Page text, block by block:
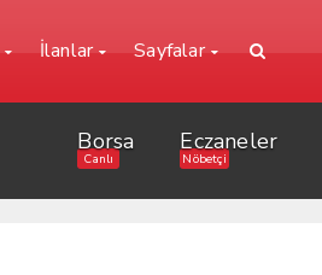
İlanlar Sayfalar
Borsa
Canlı
Eczaneler
Nöbetçi